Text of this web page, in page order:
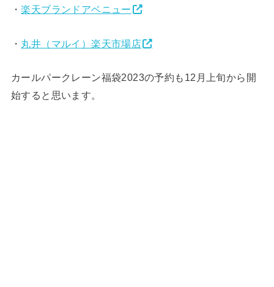
・楽天ブランドアベニュー
・ 丸井（マルイ）楽天市場店
カールパークレーン福袋2023の予約も12月上旬から開
始すると思います。